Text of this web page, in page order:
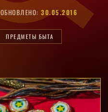
ОБНОВЛЕНО: 30.05.2016
ПРЕДМЕТЫ БЫТА